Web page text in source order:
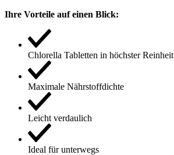
Ihre Vorteile auf einen Blick:
Chlorella Tabletten in höchster Reinheit
Maximale Nährstoffdichte
Leicht verdaulich
Ideal für unterwegs